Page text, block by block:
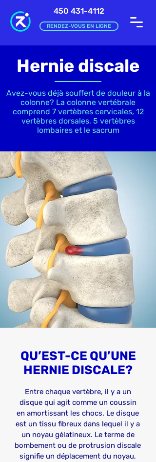
450 431-4112
RENDEZ-VOUS EN LIGNE
Hernie discale
Avez-vous déjà souffert de douleur à la
colonne? La colonne vertébrale
comprend 7 vertèbres cervicales, 12
vertèbres dorsales, 5 vertèbres
lombaires et le sacrum
QU’EST-CE QU’UNE
HERNIE DISCALE?
Entre chaque vertèbre, il y a un
disque qui agit comme un coussin
en amortissant les chocs. Le disque
est un tissu fibreux dans lequel il y a
un noyau gélatineux. Le terme de
bombement ou de protrusion discale
signifie un déplacement du noyau,